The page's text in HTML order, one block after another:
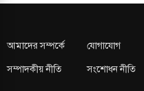
আমাদের সম্পর্কে যোগাযোগ
সম্পাদকীয় নীতি
সংশোধন নীতি